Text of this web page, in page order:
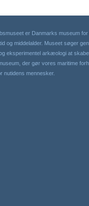
er Danmarks museum
og middelalder. Museet søger
eksperimentel arkæologi at
der gør vores maritime
nutidens mennesker.